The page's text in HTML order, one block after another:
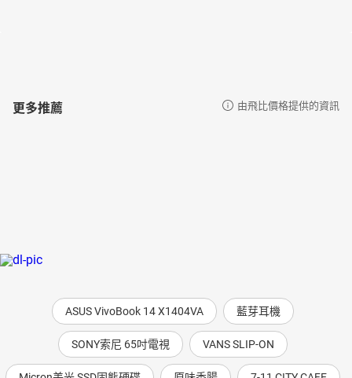
更多推薦 由飛比價格提供的資訊
ASUS VivoBook 14 X1404VA 藍芽耳機
SONY索尼 65吋電視 VANS SLIP-ON